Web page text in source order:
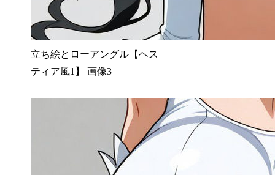
立ち絵とローアングル【ヘス
ティア風1】 画像3